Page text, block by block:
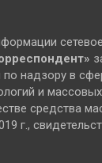
надзору в
и
средства
г.,